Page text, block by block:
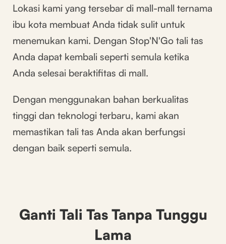
Lokasi kami yang tersebar di mall-mall ternama
ibu kota membuat Anda tidak sulit untuk
menemukan kami. Dengan Stop'N'Go tali tas
Anda dapat kembali seperti semula ketika
Anda selesai beraktifitas di mall.
Dengan menggunakan bahan berkualitas
tinggi dan teknologi terbaru, kami akan
memastikan tali tas Anda akan berfungsi
dengan baik seperti semula.
Ganti Tali Tas Tanpa Tunggu
Lama